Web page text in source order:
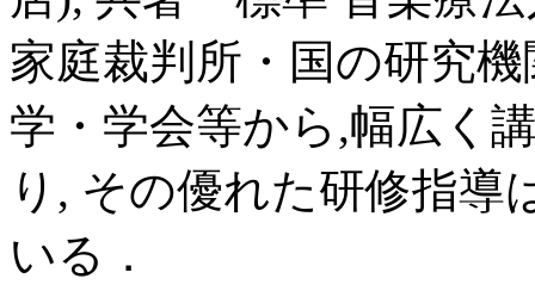
家庭裁判所・国の研究
学・学会等から,幅広く
り, その優れた研修指導
いる．